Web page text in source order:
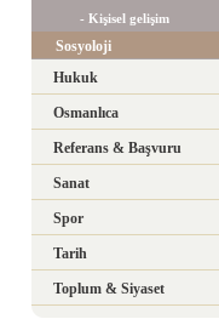
- Kişisel gelişim
Sosyoloji
Hukuk
Osmanlıca
Referans & Başvuru
Sanat
Spor
Tarih
Toplum & Siyaset